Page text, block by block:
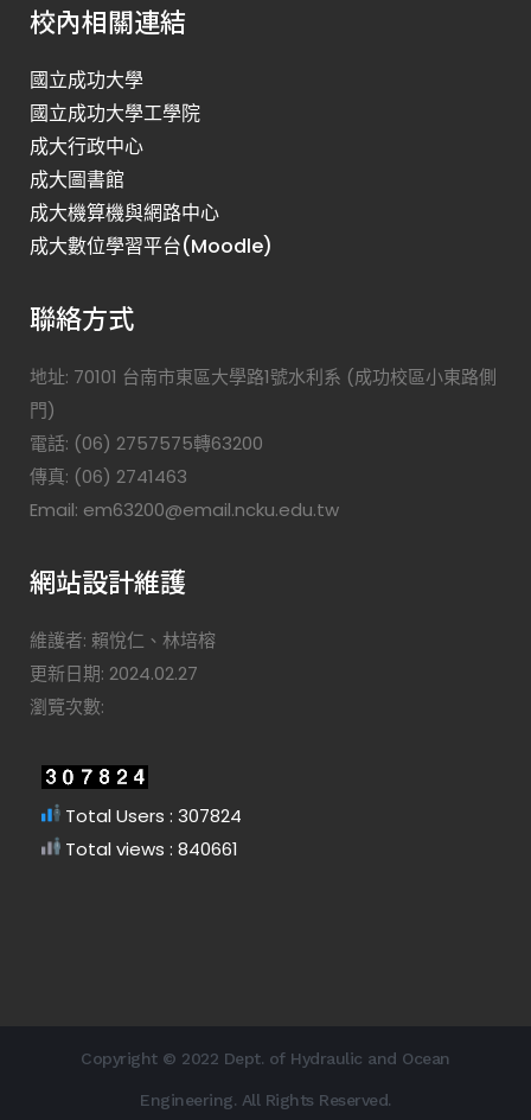
校內相關連結
國立成功大學
國立成功大學工學院
成大行政中心
成大圖書館
成大機算機與網路中心
成大數位學習平台(Moodle)
聯絡方式
地址: 70101 台南市東區大學路1號水利系 (成功校區小東路側
門)
電話: (06) 2757575轉63200
傳真: (06) 2741463
Email: em63200@email.ncku.edu.tw
網站設計維護
維護者: 賴悅仁、林培榕
更新日期: 2024.02.27
瀏覽次數:
Total Users : 307824
Total views : 840661
Copyright © 2022 Dept. of Hydraulic and Ocean
Engineering. All Rights Reserved.